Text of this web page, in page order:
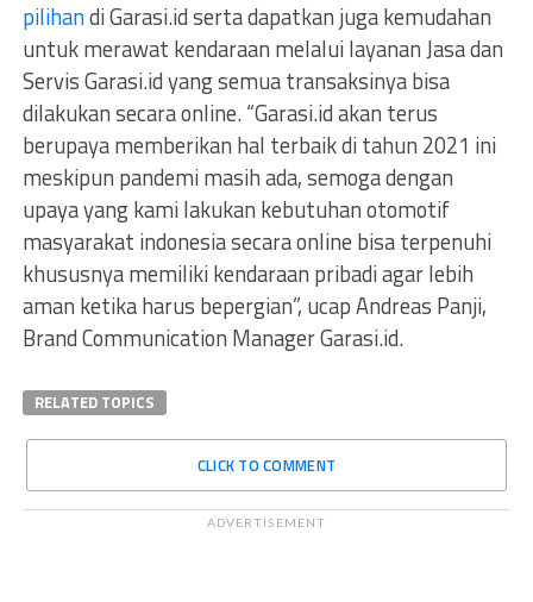
pilihandi Garasi.id serta dapatkan juga kemudahan
untuk merawat kendaraan melalui layanan Jasa dan
Servis Garasi.id yang semua transaksinya bisa
dilakukan secara online. “Garasi.id akan terus
berupaya memberikan hal terbaik di tahun 2021 ini
meskipun pandemi masih ada, semoga dengan
upaya yang kami lakukan kebutuhan otomotif
masyarakat indonesia secara online bisa terpenuhi
khususnya memiliki kendaraan pribadi agar lebih
aman ketika harus bepergian”, ucap Andreas Panji,
Brand Communication Manager Garasi.id.
RELATED TOPICS
CLICK TO COMMENT
ADVERTISEMENT